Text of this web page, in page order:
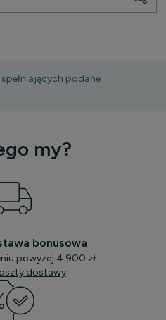
podane
my?
bonusowa
powyżej 4 900 zł
dostawy